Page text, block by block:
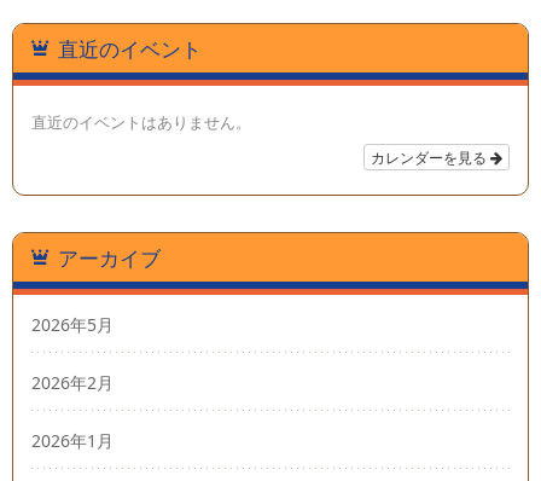
直近のイベント
直近のイベントはありません。
カレンダーを見る
アーカイブ
2026年5月
2026年2月
2026年1月